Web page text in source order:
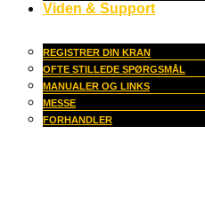
Viden & Support
REGISTRER DIN KRAN
OFTE STILLEDE SPØRGSMÅL
MANUALER OG LINKS
MESSE
FORHANDLER